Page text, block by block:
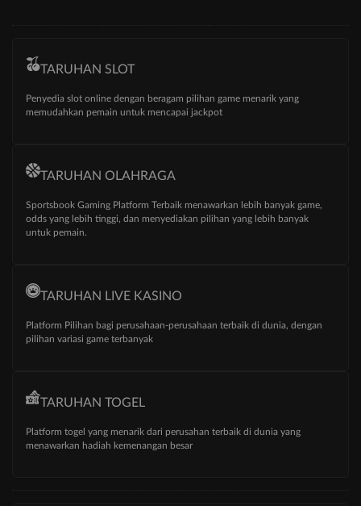
TARUHAN SLOT
Penyedia slot online dengan beragam pilihan game menarik yang
memudahkan pemain untuk mencapai jackpot
TARUHAN OLAHRAGA
Sportsbook Gaming Platform Terbaik menawarkan lebih banyak game,
odds yang lebih tinggi, dan menyediakan pilihan yang lebih banyak
untuk pemain.
TARUHAN LIVE KASINO
Platform Pilihan bagi perusahaan-perusahaan terbaik di dunia, dengan
pilihan variasi game terbanyak
TARUHAN TOGEL
Platform togel yang menarik dari perusahan terbaik di dunia yang
menawarkan hadiah kemenangan besar